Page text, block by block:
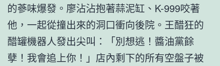
的蔘味爆發。廖沾沾抱著蒜泥缸、K-999咬著
他，一起從撞出來的洞口衝向後院。王醋狂的
醋罐機器人發出尖叫：「別想逃！醬油黨餘
孽！我會追上你！」店內剩下的所有空盤子被